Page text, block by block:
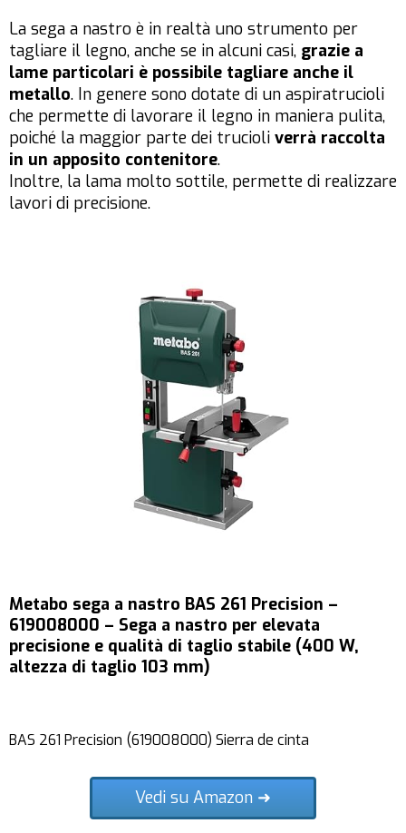
La sega a nastro è in realtà uno strumento per
tagliare il legno, anche se in alcuni casi, grazie a
lame particolari è possibile tagliare anche il
metallo. In genere sono dotate di un aspiratrucioli
che permette di lavorare il legno in maniera pulita,
poiché la maggior parte dei trucioli verrà raccolta
in un apposito contenitore.
Inoltre, la lama molto sottile, permette di realizzare
lavori di precisione.
Metabo sega a nastro BAS 261 Precision –
619008000 – Sega a nastro per elevata
precisione e qualità di taglio stabile (400 W,
altezza di taglio 103 mm)
BAS 261 Precision (619008000) Sierra de cinta
Vedi su Amazon ➜